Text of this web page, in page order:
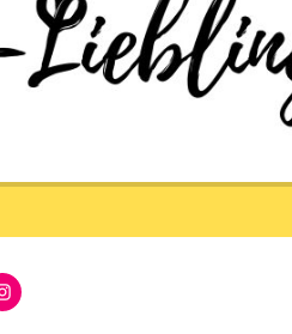
Instagram